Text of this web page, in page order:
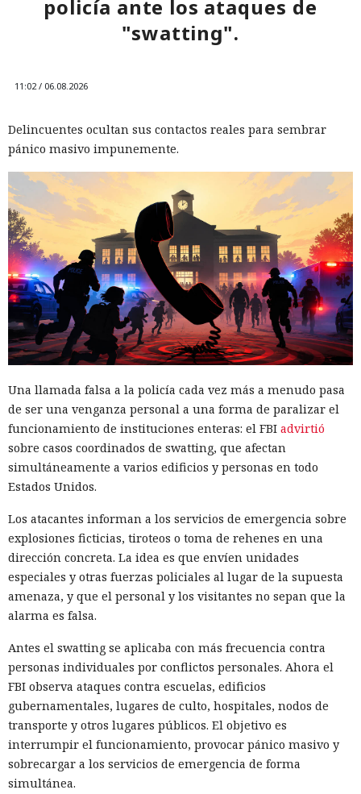
policía ante los ataques de
"swatting".
11:02 / 06.08.2026
Delincuentes ocultan sus contactos reales para sembrar
pánico masivo impunemente.
Una llamada falsa a la policía cada vez más a menudo pasa
de ser una venganza personal a una forma de paralizar el
funcionamiento de instituciones enteras: el FBI advirtió
sobre casos coordinados de swatting, que afectan
simultáneamente a varios edificios y personas en todo
Estados Unidos.
Los atacantes informan a los servicios de emergencia sobre
explosiones ficticias, tiroteos o toma de rehenes en una
dirección concreta. La idea es que envíen unidades
especiales y otras fuerzas policiales al lugar de la supuesta
amenaza, y que el personal y los visitantes no sepan que la
alarma es falsa.
Antes el swatting se aplicaba con más frecuencia contra
personas individuales por conflictos personales. Ahora el
FBI observa ataques contra escuelas, edificios
gubernamentales, lugares de culto, hospitales, nodos de
transporte y otros lugares públicos. El objetivo es
interrumpir el funcionamiento, provocar pánico masivo y
sobrecargar a los servicios de emergencia de forma
simultánea.